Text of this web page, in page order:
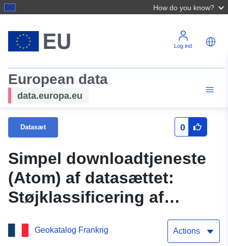
How do you know?
Log ind
European data
data.europa.eu
Datasæt 0
Simpel downloadtjeneste
(Atom) af datasættet:
Støjklassificering af
landtransportinfrastruktur
— departementet
Geokatalog Frankrig Actions